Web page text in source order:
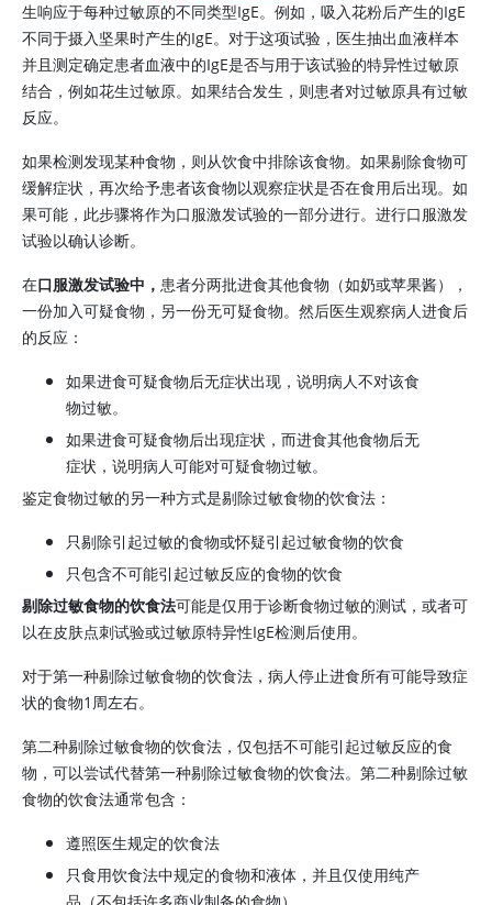
生响应于每种过敏原的不同类型IgE。例如，吸入花粉后产生的IgE
不同于摄入坚果时产生的IgE。对于这项试验，医生抽出血液样本
并且测定确定患者血液中的IgE是否与用于该试验的特异性过敏原
结合，例如花生过敏原。如果结合发生，则患者对过敏原具有过敏
反应。
如果检测发现某种食物，则从饮食中排除该食物。如果剔除食物可
缓解症状，再次给予患者该食物以观察症状是否在食用后出现。如
果可能，此步骤将作为口服激发试验的一部分进行。进行口服激发
试验以确认诊断。
在口服激发试验中， 患者分两批进食其他食物（如奶或苹果酱），
一份加入可疑食物，另一份无可疑食物。然后医生观察病人进食后
的反应：
如果进食可疑食物后无症状出现，说明病人不对该食
物过敏。
如果进食可疑食物后出现症状，而进食其他食物后无
症状，说明病人可能对可疑食物过敏。
鉴定食物过敏的另一种方式是剔除过敏食物的饮食法：
只剔除引起过敏的食物或怀疑引起过敏食物的饮食
只包含不可能引起过敏反应的食物的饮食
剔除过敏食物的饮食法可能是仅用于诊断食物过敏的测试，或者可
以在皮肤点刺试验或过敏原特异性IgE检测后使用。
对于第一种剔除过敏食物的饮食法，病人停止进食所有可能导致症
状的食物1周左右。
第二种剔除过敏食物的饮食法，仅包括不可能引起过敏反应的食
物，可以尝试代替第一种剔除过敏食物的饮食法。第二种剔除过敏
食物的饮食法通常包含：
遵照医生规定的饮食法
只食用饮食法中规定的食物和液体，并且仅使用纯产